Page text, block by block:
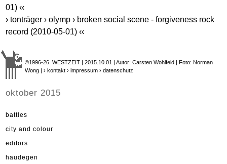
01) ‹‹
› tonträger › olymp › broken social scene - forgiveness rock
record (2010-05-01) ‹‹
©1996-26 WESTZEIT | 2015.10.01 | Autor: Carsten Wohlfeld | Foto: Norman
Wong |› kontakt › impressum › datenschutz
oktober 2015
battles
city and colour
editors
haudegen